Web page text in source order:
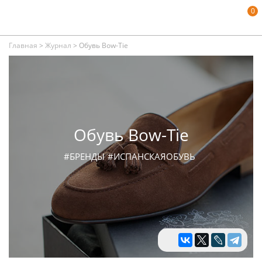
0
Главная > Журнал > Обувь Bow-Tie
Обувь Bow-Tie
#БРЕНДЫ #ИСПАНСКАЯОБУВЬ